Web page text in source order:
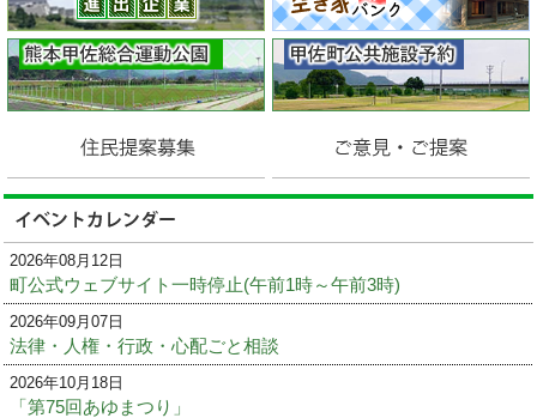
2026年08月12日
町公式ウェブサイト一時停止(午前1時～午前3時)
2026年09月07日
法律・人権・行政・心配ごと相談
2026年10月18日
「第75回あゆまつり」